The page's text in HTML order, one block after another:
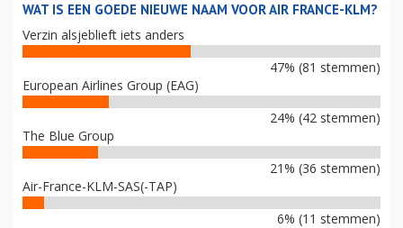
WAT IS EEN GOEDE NIEUWE NAAM VOOR AIR FRANCE-KLM?
Verzin alsjeblieft iets anders
47% (81 stemmen)
European Airlines Group (EAG)
24% (42 stemmen)
The Blue Group
21% (36 stemmen)
Air-France-KLM-SAS(-TAP)
6% (11 stemmen)